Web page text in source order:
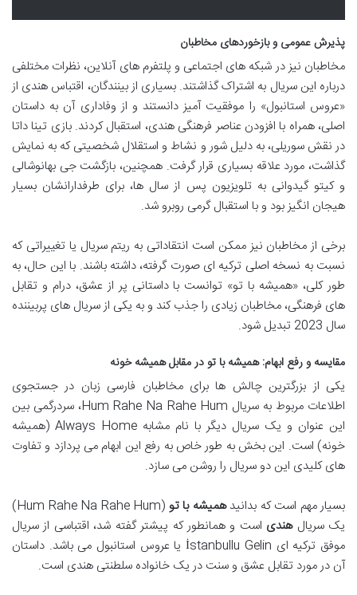
پذیرش عمومی و بازخوردهای مخاطبان
مخاطبان نیز در شبکه های اجتماعی و پلتفرم های آنلاین، نظرات مختلفی
درباره این سریال به اشتراک گذاشتند. بسیاری از بینندگان، اقتباس هندی از
«عروس استانبول» را موفقیت آمیز دانستند و از وفاداری آن به داستان
اصلی، همراه با افزودن عناصر فرهنگی هندی، استقبال کردند. بازی تینا داتا
در نقش سوریلی، به دلیل شور و نشاط و استقلال شخصیتی که به نمایش
گذاشت، مورد علاقه بسیاری قرار گرفت. همچنین، بازگشت جی بهانوشالی
و کیتو گیدوانی به تلویزیون پس از سال ها، برای طرفدارانشان بسیار
هیجان انگیز بود و با استقبال گرمی روبرو شد.
برخی از مخاطبان نیز ممکن است انتقاداتی به ریتم سریال یا تغییراتی که
نسبت به نسخه اصلی ترکیه ای صورت گرفته، داشته باشند. با این حال، به
طور کلی، «همیشه با تو» توانست با داستانی پر از عشق، درام و تقابل
های فرهنگی، مخاطبان زیادی را جذب کند و به یکی از سریال های پربیننده
سال 2023 تبدیل شود.
مقایسه و رفع ابهام: همیشه با تو در مقابل همیشه خونه
یکی از بزرگترین چالش ها برای مخاطبان فارسی زبان در جستجوی
اطلاعات مربوط به سریال Hum Rahe Na Rahe Hum، سردرگمی بین
این عنوان و یک سریال دیگر با نام مشابه Always Home (همیشه
خونه) است. این بخش به طور خاص به رفع این ابهام می پردازد و تفاوت
های کلیدی این دو سریال را روشن می سازد.
بسیار مهم است که بدانیدهمیشه با تو
(Hum Rahe Na Rahe Hum)
یک سریالهندی است و همانطور که پیشتر گفته شد، اقتباسی از سریال
موفق ترکیه ای İstanbullu Gelin یا عروس استانبول می باشد. داستان
آن در مورد تقابل عشق و سنت در یک خانواده سلطنتی هندی است.